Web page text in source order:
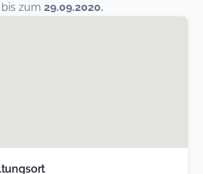
zum 29.09.2020.